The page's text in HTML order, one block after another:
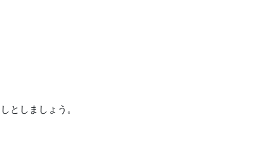
としましょう。